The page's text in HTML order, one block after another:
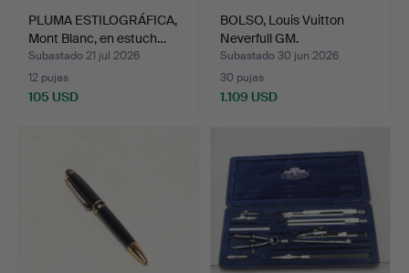
PLUMA ESTILOGRÁFICA,
Mont Blanc, en estuch…
Subastado 21 jul 2026
12 pujas
105 USD
BOLSO, Louis Vuitton
Neverfull GM.
Subastado 30 jun 2026
30 pujas
1.109 USD